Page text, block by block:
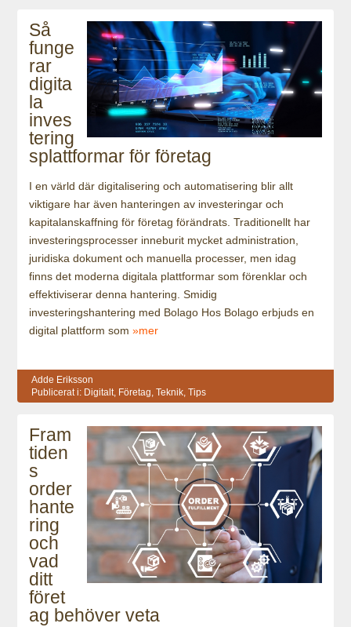
Så
funge
rar
digita
la
inves
tering
splattformar för företag
I en värld där digitalisering och automatisering blir allt
viktigare har även hanteringen av investeringar och
kapitalanskaffning för företag förändrats. Traditionellt har
investeringsprocesser inneburit mycket administration,
juridiska dokument och manuella processer, men idag
finns det moderna digitala plattformar som förenklar och
effektiviserar denna hantering. Smidig
investeringshantering med Bolago Hos Bolago erbjuds en
digital plattform som»mer
Adde Eriksson
Publicerat i: Digitalt Företag ,Teknik ,Tips
Fram
tiden
s
order
hante
ring
och
vad
ditt
föret
ag behöver veta